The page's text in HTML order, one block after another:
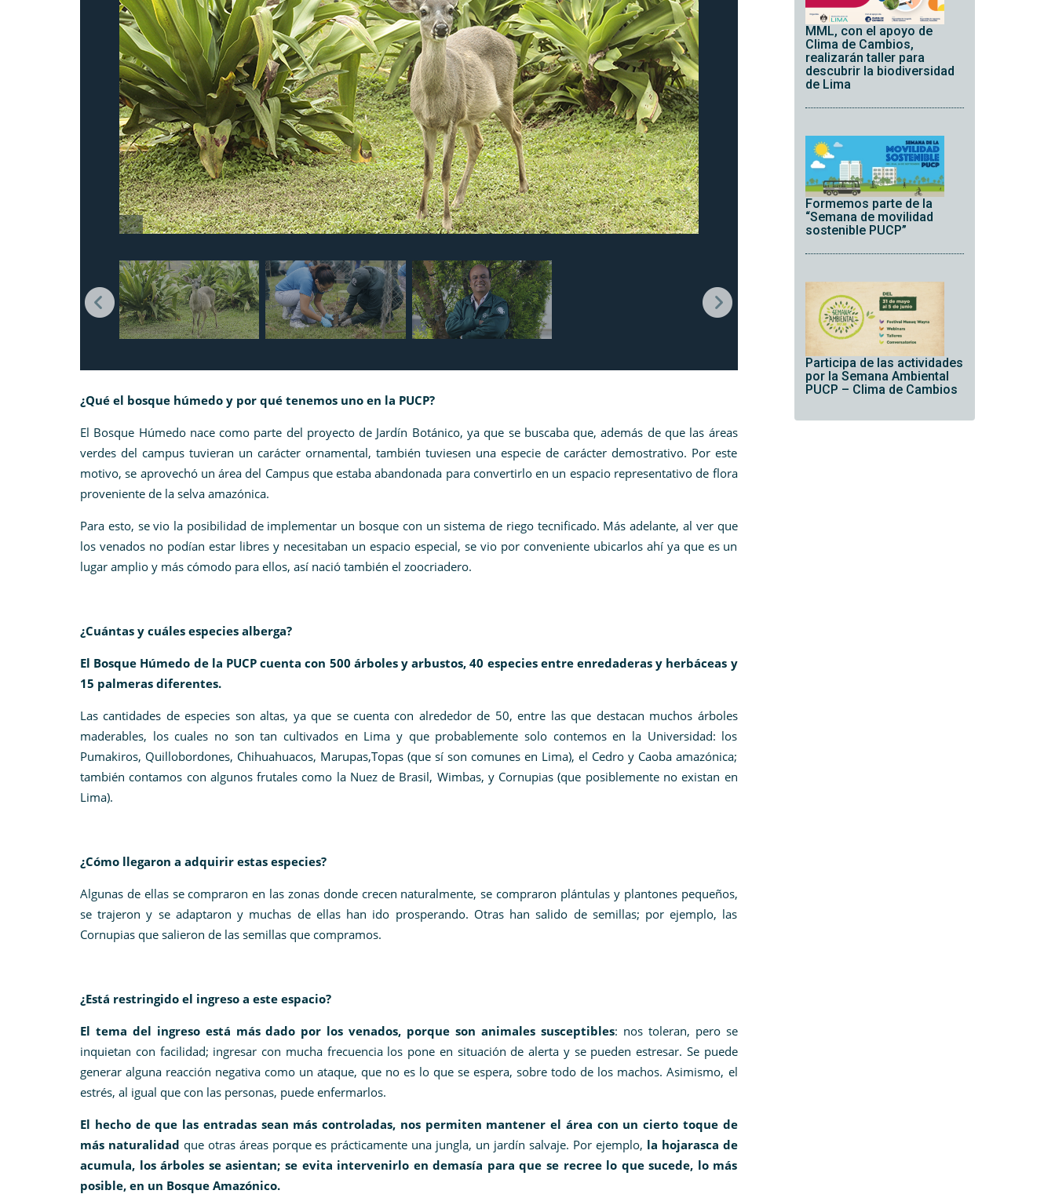
¿Qué el bosque húmedo y por qué tenemos uno en la PUCP?
El Bosque Húmedo nace como parte del proyecto de Jardín Botánico, ya que se buscaba que, además de que las áreas
verdes del campus tuvieran un carácter ornamental, también tuviesen una especie de carácter demostrativo. Por este
motivo, se aprovechó un área del Campus que estaba abandonada para convertirlo en un espacio representativo de flora
proveniente de la selva amazónica.
Para esto, se vio la posibilidad de implementar un bosque con un sistema de riego tecnificado. Más adelante, al ver que
los venados no podían estar libres y necesitaban un espacio especial, se vio por conveniente ubicarlos ahí ya que es un
lugar amplio y más cómodo para ellos, así nació también el zoocriadero.
¿Cuántas y cuáles especies alberga?
El Bosque Húmedo de la PUCP cuenta con 500 árboles y arbustos, 40 especies entre enredaderas y herbáceas y
15 palmeras diferentes.
Las cantidades de especies son altas, ya que se cuenta con alrededor de 50, entre las que destacan muchos árboles
maderables, los cuales no son tan cultivados en Lima y que probablemente solo contemos en la Universidad: los
Pumakiros, Quillobordones, Chihuahuacos, Marupas,Topas (que sí son comunes en Lima), el Cedro y Caoba amazónica;
también contamos con algunos frutales como la Nuez de Brasil, Wimbas, y Cornupias (que posiblemente no existan en
Lima).
¿Cómo llegaron a adquirir estas especies?
Algunas de ellas se compraron en las zonas donde crecen naturalmente, se compraron plántulas y plantones pequeños,
se trajeron y se adaptaron y muchas de ellas han ido prosperando. Otras han salido de semillas; por ejemplo, las
Cornupias que salieron de las semillas que compramos.
¿Está restringido el ingreso a este espacio?
El tema del ingreso está más dado por los venados, porque son animales susceptibles: nos toleran, pero se
inquietan con facilidad; ingresar con mucha frecuencia los pone en situación de alerta y se pueden estresar. Se puede
generar alguna reacción negativa como un ataque, que no es lo que se espera, sobre todo de los machos. Asimismo, el
estrés, al igual que con las personas, puede enfermarlos.
El hecho de que las entradas sean más controladas, nos permiten mantener el área con un cierto toque de
más naturalidad que otras áreas porque es prácticamente una jungla, un jardín salvaje. Por ejemplo, la hojarasca de
acumula, los árboles se asientan; se evita intervenirlo en demasía para que se recree lo que sucede, lo más
posible, en un Bosque Amazónico.
MML, con el apoyo de
Clima de Cambios,
realizarán taller para
descubrir la biodiversidad
de Lima
Formemos parte de la
“Semana de movilidad
sostenible PUCP”
Participa de las actividades
por la Semana Ambiental
PUCP – Clima de Cambios